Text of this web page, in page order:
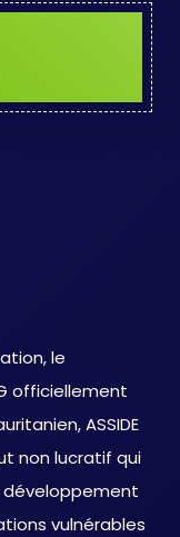
le
officiellement
ASSIDE
non lucratif qui
développement
vulnérables